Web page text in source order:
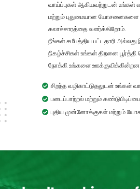
வாய்ப்புகள் ஆகியவற்றுடன் உங்கள்
மற்றும் புதுமையான யோசனைகளை
கலாச்சாரத்தை வளர்க்கிறோம்.
நீங்கள் சமீபத்திய பட்டதாரி
நிகழ்ச்சிகள் உங்கள் திறனை
நோக்கி உங்களை ஊக்குவிக்கின்றன.
சிறந்த வழிகாட்டுதலுடன் உங்கள்
படைப்பாற்றல் மற்றும்
புதிய முன்னோக்குகள் மற்றும்